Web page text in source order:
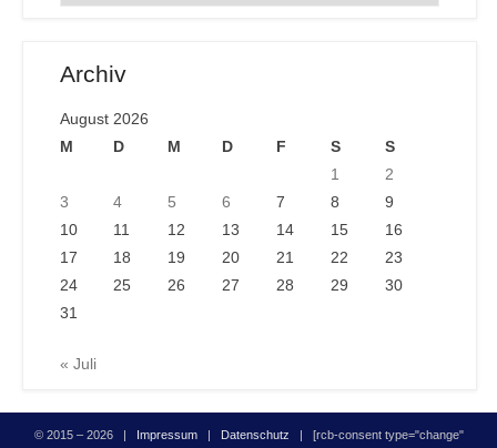
Archiv
August 2026
M
D M D F S
S
1
2
3
4 5 6 7 8
9
10
11 12 13 14 15
16
17
18 19 20 21 22
23
24
25 26 27 28 29
30
31
« Juli
© 2015 – 2026 | Impressum| Datenschutz | [rcb-consent type="change"